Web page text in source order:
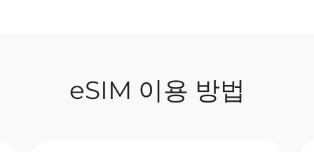
eSIM 이용 방법